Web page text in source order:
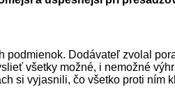
Dodávateľ zvolal
všetky možné, i nemožné
si vyjasnili, čo všetko proti